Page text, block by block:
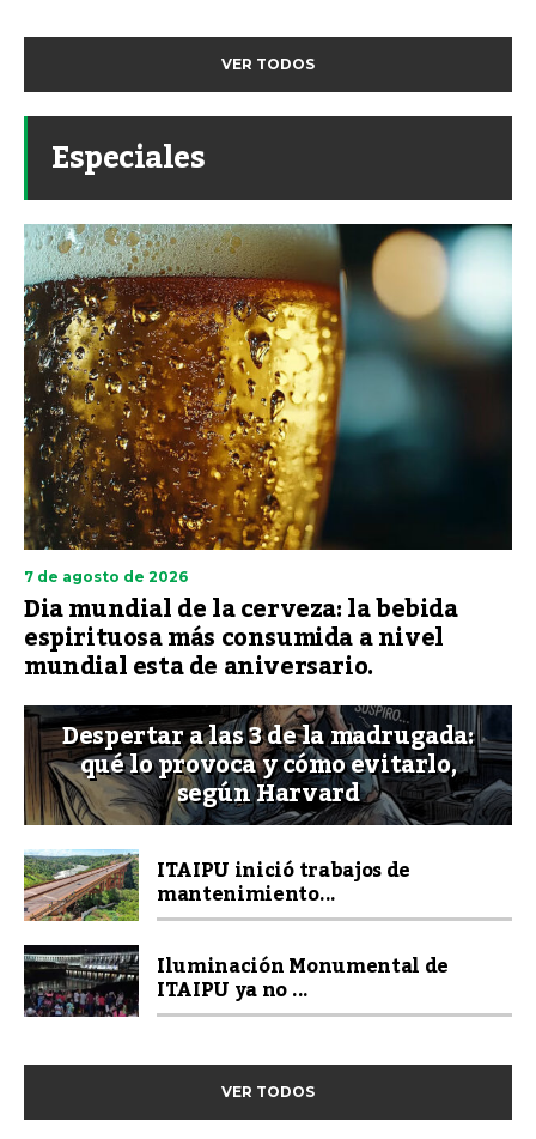
VER TODOS
Especiales
7 de agosto de 2026
Dia mundial de la cerveza: la bebida
espirituosa más consumida a nivel
mundial esta de aniversario.
Despertar a las 3 de la madrugada:
qué lo provoca y cómo evitarlo,
según Harvard
ITAIPU inició trabajos de
mantenimiento...
Iluminación Monumental de
ITAIPU ya no ...
VER TODOS